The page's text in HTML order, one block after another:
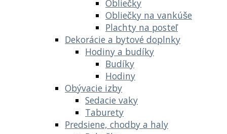
Obliečky
Obliečky na vankúše
Plachty na posteľ
Dekorácie a bytové doplnky
Hodiny a budíky
Budíky
Hodiny
Obývacie izby
Sedacie vaky
Taburety
Predsiene, chodby a haly